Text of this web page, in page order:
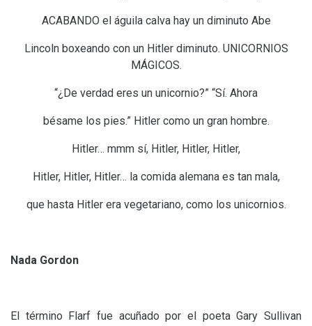
ACABANDO el águila calva hay un diminuto Abe
Lincoln boxeando con un Hitler diminuto. UNICORNIOS
MÁGICOS.
“¿De verdad eres un unicornio?” “Sí. Ahora
bésame los pies.” Hitler como un gran hombre.
Hitler… mmm sí, Hitler, Hitler, Hitler,
Hitler, Hitler, Hitler… la comida alemana es tan mala,
que hasta Hitler era vegetariano, como los unicornios.
Nada Gordon
El término Flarf fue acuñado por el poeta Gary Sullivan